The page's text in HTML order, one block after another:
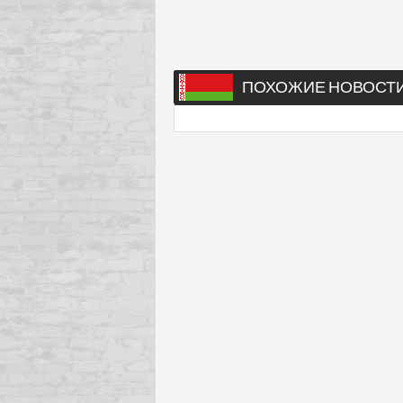
ПОХОЖИЕ